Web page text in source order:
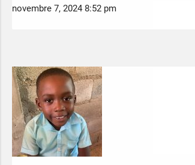
novembre 7, 2024 8:52 pm